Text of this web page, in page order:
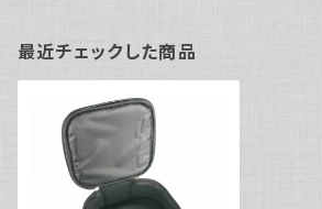
最近チェックした商品